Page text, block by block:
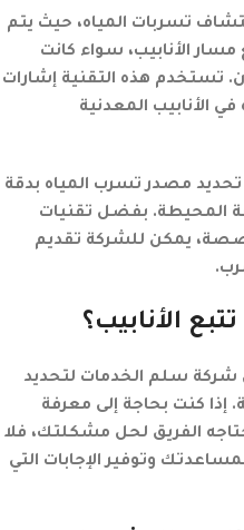
تسربات المياه، حيث يتم
مسار الأنابيب، سواء كانت
تستخدم هذه التقنية إشارات
الأنابيب المعدنية
مصدر تسرب المياه بدقة
المحيطة. بفضل تقنيات
يمكن للشركة تقديم
الأنابيب؟
شركة سلم الخدمات لتحديد
كنت بحاجة إلى معرفة
الفريق لحل مشكلتك، فلا
وتوفير الإجابات التي